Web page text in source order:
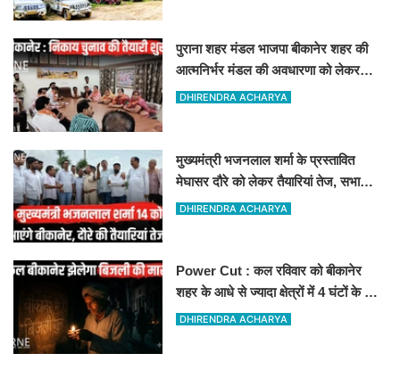
पुराना शहर मंडल भाजपा बीकानेर शहर की
आत्मनिर्भर मंडल की अवधारणा को लेकर
मासिक एवं निकाय चुनाव की तैयारी बैठक
DHIRENDRA ACHARYA
मुख्यमंत्री भजनलाल शर्मा के प्रस्तावित
मेघासर दौरे को लेकर तैयारियां तेज, सभा
स्थल का लिया जायजा
DHIRENDRA ACHARYA
Power Cut : कल रविवार को बीकानेर
शहर के आधे से ज्यादा क्षेत्रों में 4 घंटों के लिए
बिजली रहेगी गुल
DHIRENDRA ACHARYA